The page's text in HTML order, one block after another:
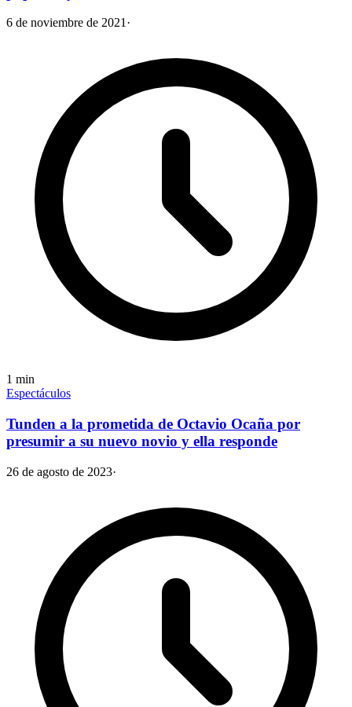
6 de noviembre de 2021 ·
1 min
Espectáculos
Tunden a la prometida de Octavio Ocaña por
presumir a su nuevo novio y ella responde
26 de agosto de 2023·